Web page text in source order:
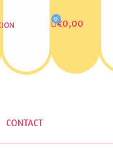
€0,00
CONTACT